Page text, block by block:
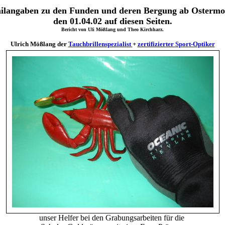
zu den Funden und deren Bergung ab
den 01.04.02 auf diesen Seiten.
Bericht von Uli Mößlang und Theo Kirchharz.
Ulrich Mößlang der Tauchbrillenspezialist + zertifizierter Sport-Optiker
unser Helfer bei den Grabungsarbeiten für die